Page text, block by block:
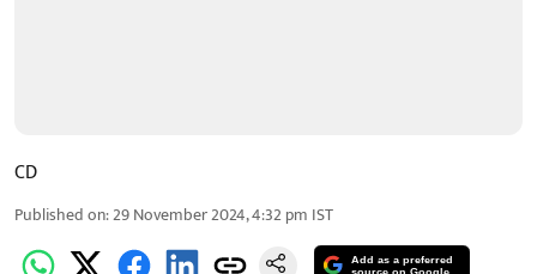
CD
Published on:29 November 2024, 4:32 pm IST
Add as a preferred